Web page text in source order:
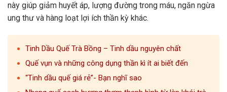
này giúp giảm huyết áp, lượng đường trong máu, ngăn ngừa
ung thư và hàng loạt lợi ích thần kỳ khác.
Tinh Dầu Quế Trà Bồng – Tinh dầu nguyên chất
Quế vụn và những công dụng thần kì ít ai biết đến
“Tinh dầu quế giá rẻ”- Bạn nghĩ sao